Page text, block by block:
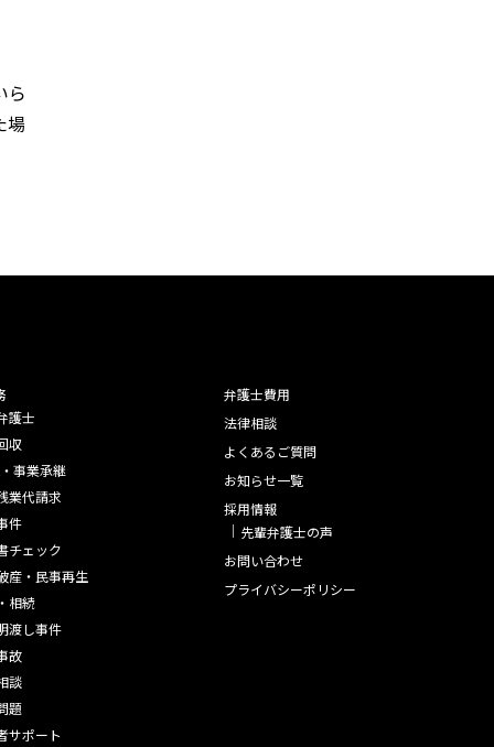
ら
場
護士
収
事業承継
業代請求
件
チェック
産・民事再生
相続
渡し事件
故
談
題
サポート
弁護士費用
法律相談
よくあるご質問
お知らせ一覧
採用情報
先輩弁護士の声
お問い合わせ
プライバシーポリシー